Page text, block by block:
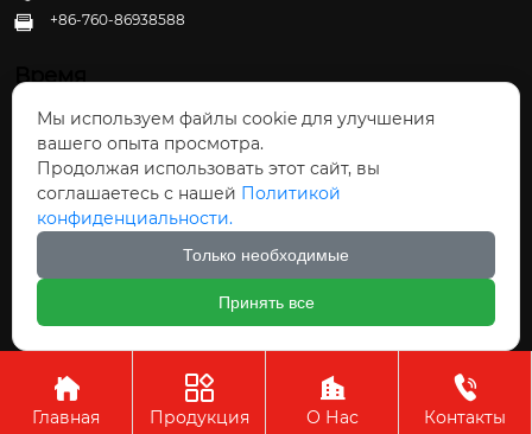
 +86-760-86938588
Время
Пн - Пт: 09:30 - 22:00
Сб - Вс: 10:00 - 22:30
Авторское право©ООО Чжуншань Хайвэй
Кухонные Принадлежности

Главная

Продукция

О Нас

Контакты
Мы используем файлы cookie для улучшения
вашего опыта просмотра.
Продолжая использовать этот сайт, вы
соглашаетесь с нашей Политикой
конфиденциальности.
Только необходимые
Принять все